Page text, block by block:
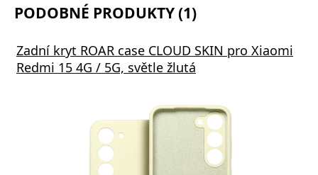
PODOBNÉ PRODUKTY (1)
Zadní kryt ROAR case CLOUD SKIN pro Xiaomi
Redmi 15 4G / 5G, světle žlutá